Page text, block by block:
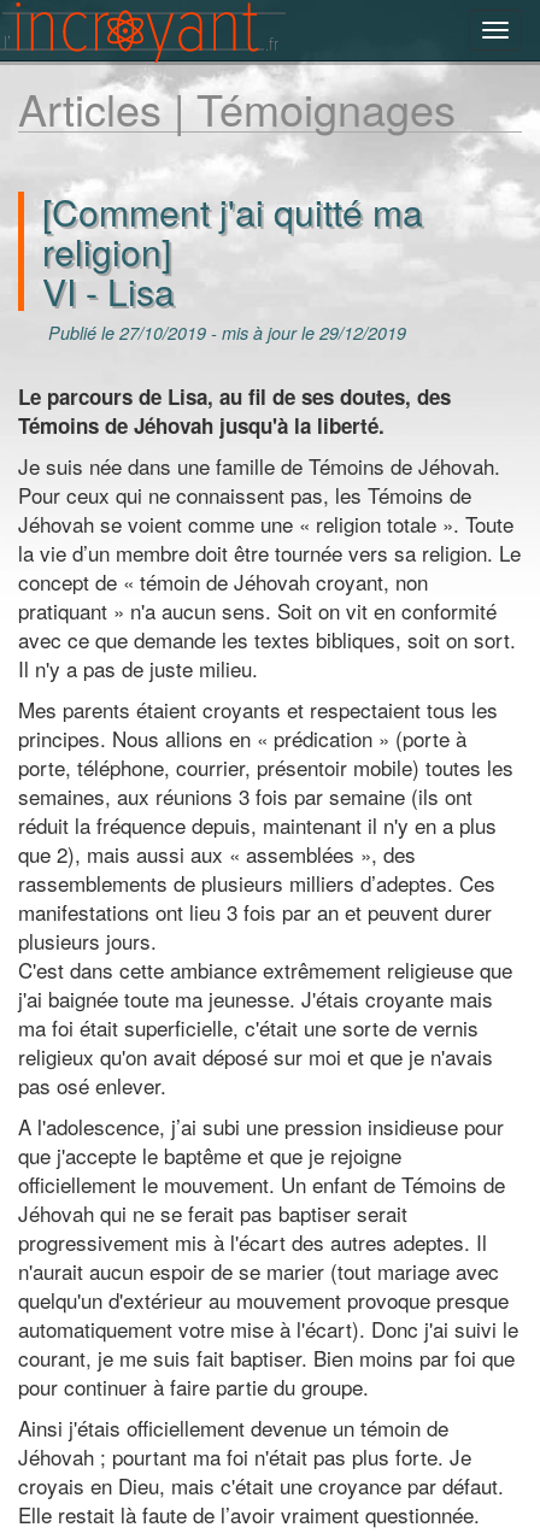
Articles | Témoignages
[Comment j'ai quitté ma
religion]
VI - Lisa
Publié le 27/10/2019 - mis à jour le 29/12/2019
Le parcours de Lisa, au fil de ses doutes, des
Témoins de Jéhovah jusqu'à la liberté.
Je suis née dans une famille de Témoins de Jéhovah.
Pour ceux qui ne connaissent pas, les Témoins de
Jéhovah se voient comme une « religion totale ». Toute
la vie d’un membre doit être tournée vers sa religion. Le
concept de « témoin de Jéhovah croyant, non
pratiquant » n'a aucun sens. Soit on vit en conformité
avec ce que demande les textes bibliques, soit on sort.
Il n'y a pas de juste milieu.
Mes parents étaient croyants et respectaient tous les
principes. Nous allions en « prédication » (porte à
porte, téléphone, courrier, présentoir mobile) toutes les
semaines, aux réunions 3 fois par semaine (ils ont
réduit la fréquence depuis, maintenant il n'y en a plus
que 2), mais aussi aux « assemblées », des
rassemblements de plusieurs milliers d’adeptes. Ces
manifestations ont lieu 3 fois par an et peuvent durer
plusieurs jours.
C'est dans cette ambiance extrêmement religieuse que
j'ai baignée toute ma jeunesse. J'étais croyante mais
ma foi était superficielle, c'était une sorte de vernis
religieux qu'on avait déposé sur moi et que je n'avais
pas osé enlever.
A l'adolescence, j’ai subi une pression insidieuse pour
que j'accepte le baptême et que je rejoigne
officiellement le mouvement. Un enfant de Témoins de
Jéhovah qui ne se ferait pas baptiser serait
progressivement mis à l'écart des autres adeptes. Il
n'aurait aucun espoir de se marier (tout mariage avec
quelqu'un d'extérieur au mouvement provoque presque
automatiquement votre mise à l'écart). Donc j'ai suivi le
courant, je me suis fait baptiser. Bien moins par foi que
pour continuer à faire partie du groupe.
Ainsi j'étais officiellement devenue un témoin de
Jéhovah ; pourtant ma foi n'était pas plus forte. Je
croyais en Dieu, mais c'était une croyance par défaut.
Elle restait là faute de l’avoir vraiment questionnée.